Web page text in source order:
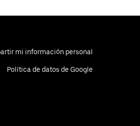
mi información personal
Política de datos de Google